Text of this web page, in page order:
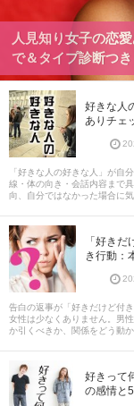
人見知り女子の恋
で＆タイプ診断つき
好きな人
ありチェ
「好きな人の好きな人」が自
線・体の向き・会話内容まで
向、自分ではなかった場合に
「好き
き行動：
告白の返事が「好きだけど付
女性は少なくありません。男
か引くべきか、関係をどう動
好きって
の感情と